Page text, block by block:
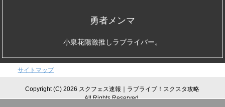
勇者メンマ
小泉花陽激推しラブライバー。
サイトマップ
Copyright (C) 2026 スクフェス速報｜ラブライブ！スクスタ攻略
All Rights Reserved.